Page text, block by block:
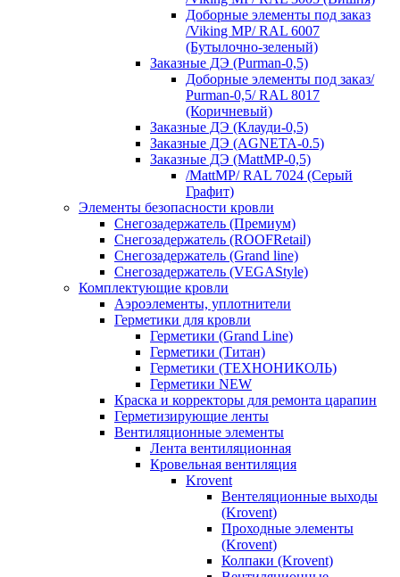
Доборные элементы под заказ
/Viking MP/ RAL 6007
(Бутылочно-зеленый)
Заказные ДЭ (Purman-0,5)
Доборные элементы под заказ/
Purman-0,5/ RAL 8017
(Коричневый)
Заказные ДЭ (Клауди-0,5)
Заказные ДЭ (AGNETA-0.5)
Заказные ДЭ (MattMP-0,5)
/MattMP/ RAL 7024 (Серый
Графит)
Элементы безопасности кровли
Снегозадержатель (Премиум)
Снегозадержатель (ROOFRetail)
Снегозадержатель (Grand line)
Снегозадержатель (VEGAStyle)
Комплектующие кровли
Аэроэлементы, уплотнители
Герметики для кровли
Герметики (Grand Line)
Герметики (Титан)
Герметики (ТЕХНОНИКОЛЬ)
Герметики NEW
Краска и корректоры для ремонта царапин
Герметизирующие ленты
Вентиляционные элементы
Лента вентиляционная
Кровельная вентиляция
Krovent
Вентеляционные выходы
(Krovent)
Проходные элементы
(Krovent)
Колпаки (Krovent)